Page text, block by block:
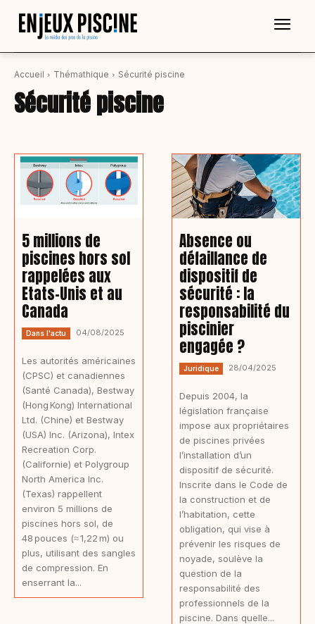
Accueil Thémathique Sécurité piscine
Sécurité piscine
5 millions de
piscines hors sol
rappelées aux
Etats-Unis et au
Canada
Dans l'actu 04/08/2025
Les autorités américaines
(CPSC) et canadiennes
(Santé Canada), Bestway
(Hong Kong) International
Ltd. (Chine) et Bestway
(USA) Inc. (Arizona), Intex
Recreation Corp.
(Californie) et Polygroup
North America Inc.
(Texas) rappellent
environ 5 millions de
piscines hors sol, de
48 pouces (≈ 1,22 m) ou
plus, utilisant des sangles
de compression. En
enserrant la...
Absence ou
défaillance de
dispositif de
sécurité : la
responsabilité du
piscinier
engagée ?
Juridique 28/04/2025
Depuis 2004, la
législation française
impose aux propriétaires
de piscines privées
l’installation d’un
dispositif de sécurité.
Inscrite dans le Code de
la construction et de
l’habitation, cette
obligation, qui vise à
prévenir les risques de
noyade, soulève la
question de la
responsabilité des
professionnels de la
piscine. Dans quelle...